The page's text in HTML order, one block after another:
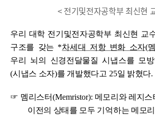
< 전기및전자공학부 최신현
우리 대학 전기및전자공학부 최신현 교
구조를 갖는 *차세대 저항 변화 소자(
우리 뇌의 신경전달물질 시냅스를 모
(시냅스 소자)를 개발했다고 25일 밝혔다.
☞ 멤리스터(Memristor): 메모리와 레지스
이전의 상태를 모두 기억하는 메모